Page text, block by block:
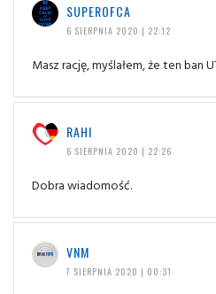
SUPEROFCA
6 SIERPNIA 2020 | 22:12
Masz rację, myślałem, że ten ban
RAHI
6 SIERPNIA 2020 | 22:26
Dobra wiadomość.
VNM
7 SIERPNIA 2020 | 00:31